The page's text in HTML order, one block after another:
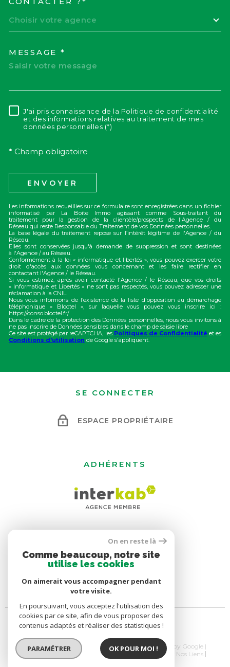
Choisir votre agence
MESSAGE *
RÈGLEMENTATION
J'ai pris connaissance de la Politique de confidentialité
et des informations relatives au traitement de mes
données personnelles (*)
* Champ obligatoire
ENVOYER
Les informations recueillies sur ce formulaire sont enregistrées dans un fichier
informatisé par La Boite Immo agissant comme Sous-traitant du
traitement pour la gestion de la clientèle/prospects de l'Agence / du
Réseau qui reste Responsable du Traitement de vos Données personnelles.
La base légale du traitement repose sur l’intérêt légitime de l'Agence / du
Réseau.
Elles sont conservées jusqu'à demande de suppression et sont destinées
à l'Agence / au Réseau.
Conformément à la loi « informatique et libertés », vous pouvez exercer votre
droit d'accès aux données vous concernant et les faire rectifier en
contactant l'Agence / le Réseau.
Si vous estimez, après avoir contacté l'Agence / le Réseau, que vos droits
« Informatique et Libertés » ne sont pas respectés, vous pouvez adresser une
réclamation à la CNIL.
Nous vous informons de l’existence de la liste d'opposition au démarchage
téléphonique « Bloctel », sur laquelle vous pouvez vous inscrire ici :
https://conso.bloctel.fr/
Dans le cadre de la protection des Données personnelles, nous vous invitons à
ne pas inscrire de Données sensibles dans le champ de saisie libre
Ce site est protégé par reCAPTCHA, les Politiques de Confidentialité et es
Conditions d'utilisation de Google s'appliquent.
SE CONNECTER
ESPACE PROPRIÉTAIRE
ADHÉRENTS
© 2026 | Tous droits réservés | Traduction powered by Google |
Plan Du Site Mentions Légales
Nos Liens
On en reste là
Comme beaucoup, notre site
utilise les cookies
On aimerait vous accompagner pendant
votre visite.
En poursuivant, vous acceptez l'utilisation des
cookies par ce site, afin de vous proposer des
contenus adaptés et réaliser des statistiques !
PARAMÉTRER OK POUR MOI !